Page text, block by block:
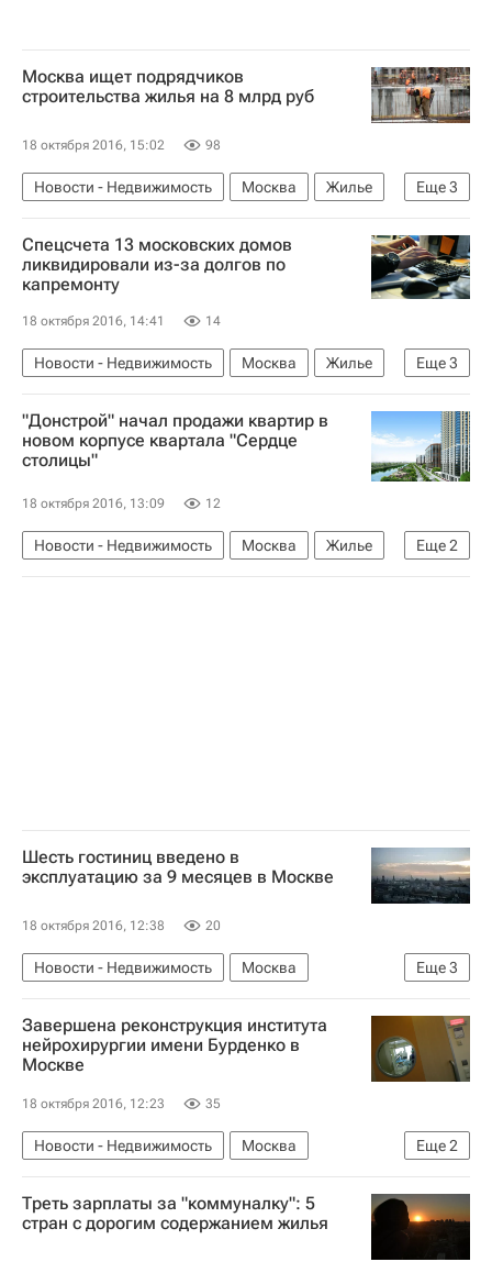
Москва ищет подрядчиков
строительства жилья на 8 млрд руб
18 октября 2016, 15:02 98
Еще3
Новости - Недвижимость Москва
Жилье
Строительство
Госзакупки Россия
Спецсчета 13 московских домов
ликвидировали из-за долгов по
капремонту
18 октября 2016, 14:41 14
Еще3
Новости - Недвижимость Москва
Жилье
Долги
Капремонт Россия
"Донстрой" начал продажи квартир в
новом корпусе квартала "Сердце
столицы"
18 октября 2016, 13:09 12
Еще2
Новости - Недвижимость Москва
Жилье
Дон-Строй
Россия
Шесть гостиниц введено в
эксплуатацию за 9 месяцев в Москве
18 октября 2016, 12:38 20
Еще3
Новости - Недвижимость
Москва
Гостиницы
Коммерческая недвижимость
Россия
Завершена реконструкция института
нейрохирургии имени Бурденко в
Москве
18 октября 2016, 12:23 35
Еще2
Новости - Недвижимость
Москва
Медучреждения
Россия
Треть зарплаты за "коммуналку": 5
стран с дорогим содержанием жилья